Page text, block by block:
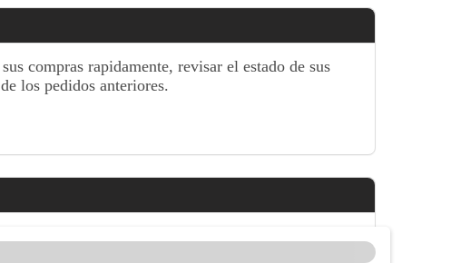
compras rapidamente, revisar el estado de sus
los pedidos anteriores.